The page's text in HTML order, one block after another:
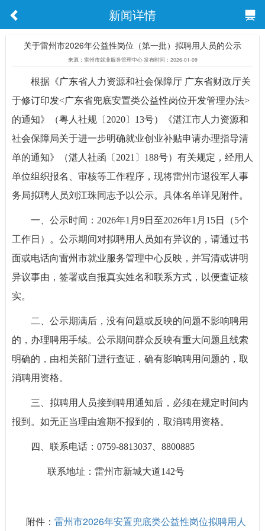
新闻详情
关于雷州市2026年公益性岗位（第一批）拟聘用人员的公示
来源：雷州市就业服务管理中心 发布时间：2026-01-09
根据《广东省人力资源和社会保障厅 广东省财政厅关
于修订印发<广东省兜底安置类公益性岗位开发管理办法>
的通知》（粤人社规〔2020〕13号）《湛江市人力资源和
社会保障局关于进一步明确就业创业补贴申请办理指导清
单的通知》（湛人社函〔2021〕188号）有关规定，经用人
单位组织报名、审核等工作程序，现将雷州市退役军人事
务局拟聘人员刘江珠同志予以公示。具体名单详见附件。
一、公示时间：2026年1月9日至2026年1月15日（5个
工作日）。公示期间对拟聘用人员如有异议的，请通过书
面或电话向雷州市就业服务管理中心反映，并写清或讲明
异议事由，签署或自报真实姓名和联系方式，以便查证核
实。
二、公示期满后，没有问题或反映的问题不影响聘用
的，办理聘用手续。公示期间群众反映有重大问题且线索
明确的，由相关部门进行查证，确有影响聘用问题的，取
消聘用资格。
三、拟聘用人员接到聘用通知后，必须在规定时间内
报到。如无正当理由逾期不报到的，取消聘用资格。
四、联系电话：0759-8813037、8800885
联系地址：雷州市新城大道142号
附件： 雷州市2026年安置兜底类公益性岗位拟聘用人